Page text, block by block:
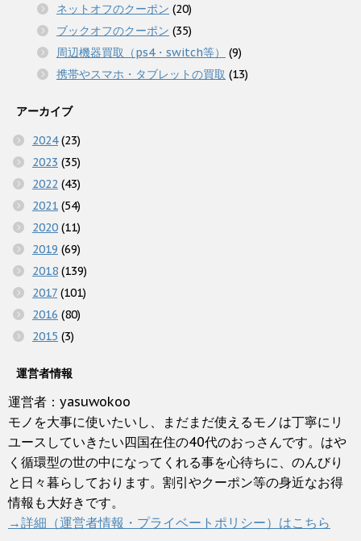
ネットオフのクーポン (20)
ブックオフのクーポン (35)
周辺機器買取（ps4・switch等）
(9)
携帯やスマホ・タブレットの買取 (13)
アーカイブ
2024(23)
2023 (35)
2022 (43)
2021 (54)
2020 (11)
2019 (69)
2018 (139)
2017 (101)
2016 (80)
2015 (3)
運営者情報
運営者：yasuwokoo
モノを大事に使いたいし、まだまだ使えるモノは丁寧にリ
ユースしていきたい四国在住の40代のおっさんです。はや
く循環型の世の中になってくれる事を心待ちに、のんびり
と日々暮らしております。割引やクーポン等の身近なお得
情報も大好きです。
→詳細（運営者情報・プライベートポリシー）はこちら